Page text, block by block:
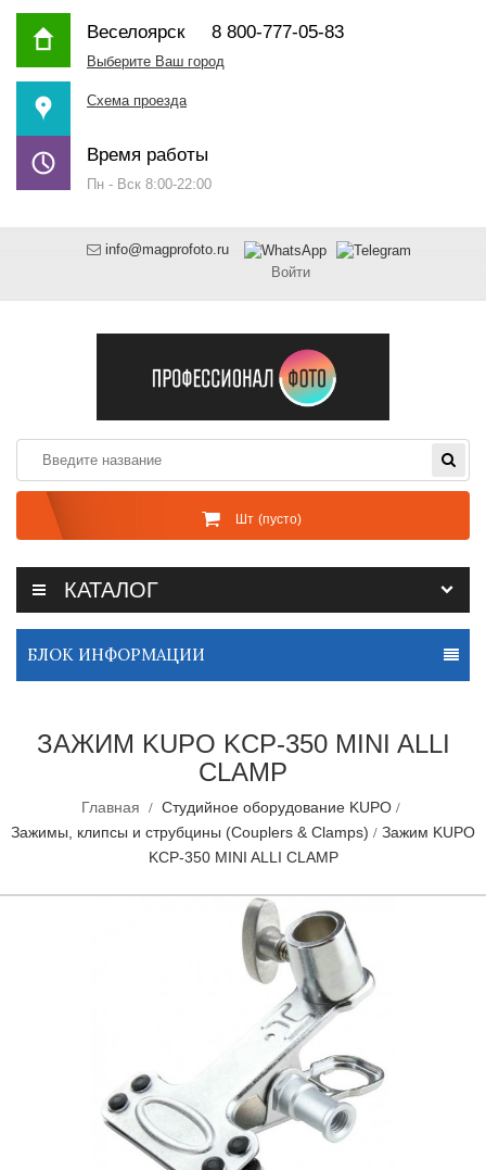
Веселоярск8 800-777-05-83
Выберите Ваш город
Схема проезда
Время работы
Пн - Вск 8:00-22:00
info@magprofoto.ru
Войти
Шт (пусто)
КАТАЛОГ
БЛОК ИНФОРМАЦИИ
ЗАЖИМ KUPO KCP-350 MINI ALLI
CLAMP
Главная
Студийное оборудование KUPO
Зажимы, клипсы и струбцины (Couplers & Clamps)
Зажим KUPO
KCP-350 MINI ALLI CLAMP